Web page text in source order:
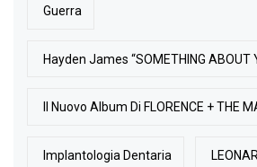
Guerra
Hayden James “SOMETHING ABOUT
Il Nuovo Album Di FLORENCE + THE
Implantologia Dentaria